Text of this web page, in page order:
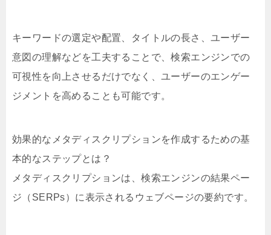
キーワードの選定や配置、タイトルの長さ、ユーザー
意図の理解などを工夫することで、検索エンジンでの
可視性を向上させるだけでなく、ユーザーのエンゲー
ジメントを高めることも可能です。
効果的なメタディスクリプションを作成するための基
本的なステップとは？
メタディスクリプションは、検索エンジンの結果ペー
ジ（SERPs）に表示されるウェブページの要約です。